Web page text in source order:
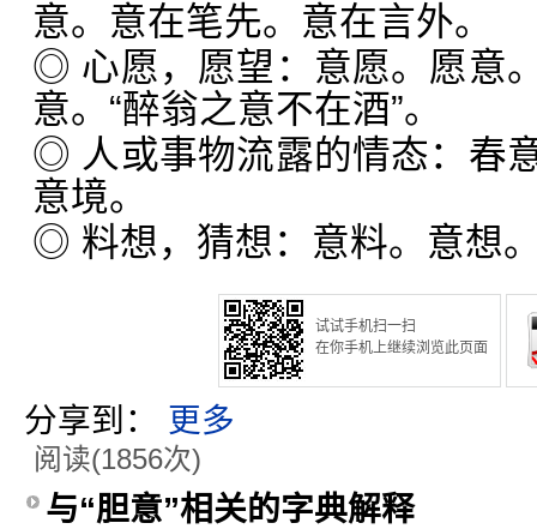
意。意在笔先。意在言外。
◎ 心愿，愿望：意愿。愿意
意。“醉翁之意不在酒”。
◎ 人或事物流露的情态：春
意境。
◎ 料想，猜想：意料。意想
试试手机扫一扫
在你手机上继续浏览此页面
分享到： 更多
阅读(1856次)
与“胆意”相关的字典解释